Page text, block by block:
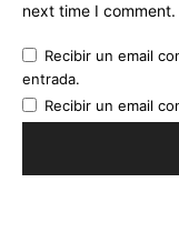
next time I comment.
Recibir un email
entrada.
Recibir un email